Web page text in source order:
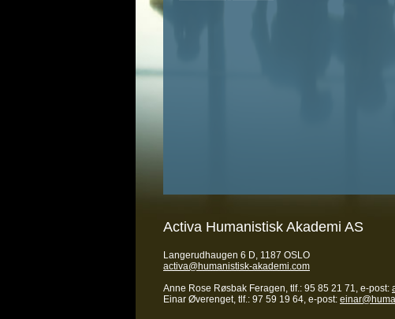
Activa Humanistisk Akademi AS
Langerudhaugen 6 D, 1187 OSLO
activa@humanistisk-akademi.com
Anne Rose Røsbak Feragen, tlf.: 95 85 21 71, e-post:
Einar Øverenget, tlf.: 97 59 19 64, e-post: